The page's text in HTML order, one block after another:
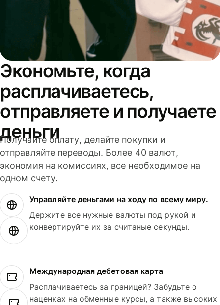
Экономьте, когда
расплачиваетесь,
отправляете и получаете
деньги
Получайте оплату, делайте покупки и
отправляйте переводы. Более 40 валют,
экономия на комиссиях, все необходимое на
одном счету.
Управляйте деньгами на ходу по всему миру.
Держите все нужные валюты под рукой и
конвертируйте их за считаные секунды.
Международная дебетовая карта
Расплачиваетесь за границей? Забудьте о
наценках на обменные курсы, а также высоких